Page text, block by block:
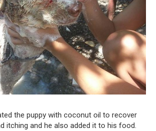
the puppy with coconut oil to recover
itching and he also added it to his food.